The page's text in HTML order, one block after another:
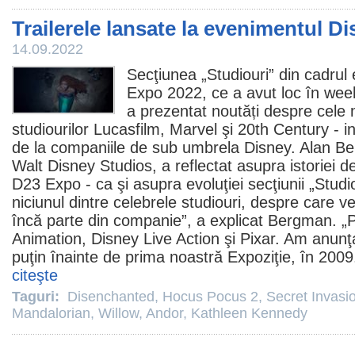
Trailerele lansate la evenimentul
14.09.2022
Secţiunea „Studiouri” din
Expo 2022, ce a avut loc în
a prezentat noutăți despre cele
studiourilor Lucasfilm, Marvel şi 20th Century -
de la companiile de sub umbrela Disney. Alan
Walt Disney Studios, a reflectat asupra istoriei
D23 Expo - ca şi asupra evoluţiei secţiunii
niciunul dintre celebrele studiouri, despre care
încă parte din companie”, a explicat Bergman.
Animation, Disney Live Action şi Pixar. Am
puţin înainte de prima noastră Expoziţie, în 2009
citeşte
Taguri: Disenchanted, Hocus Pocus 2, Secret
Mandalorian, Willow, Andor, Kathleen Kennedy